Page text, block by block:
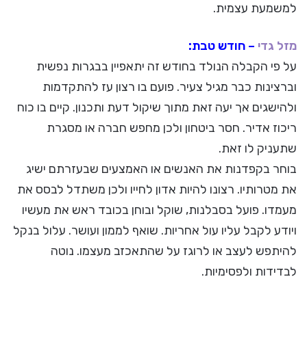
למשמעת עצמית.
מזל גדי – חודש טבת:
על פי הקבלה הנולד בחודש זה יתאפיין בבגרות נפשית
וברצינות כבר מגיל צעיר. פועם בו רצון עז להתקדמות
ולהישגים אך יעה זאת מתוך שיקול דעת ותכנון. קיים בו כוח
ריכוז אדיר. חסר ביטחון ולכן מחפש חברה או מסגרת
שתעניק לו זאת.
בוחר בקפדנות את האנשים או האמצעים שבעזרתם ישיג
את מטרותיו. רצונו להיות אדון לחייו ולכן משתדל לבסס את
מעמדו. פועל בסבלנות, שוקל ובוחן בכובד ראש את מעשיו
ויודע לקבל עליו עול אחריות. שואף לממון ועושר. עלול בנקל
להיתפש לעצב או לרוגז על שהתאכזב מעצמו. נוטה
לבדידות ולפסימיות.